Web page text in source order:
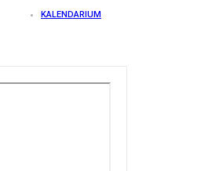
KALENDARIUM